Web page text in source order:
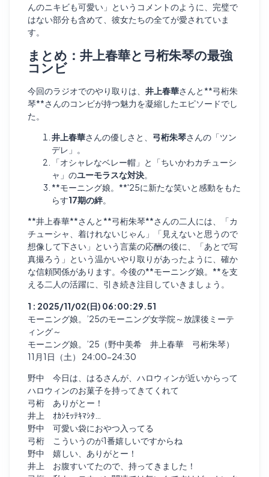
んのニキビも可愛い」というコメントのように、完璧で
はない部分も含めて、彼女たちの全てが愛されていま
す。
まとめ：井上春華と弓桁朱琴の最強
コンビ
今回のラジオでのやり取りは、 井上春華さんと**弓桁朱
琴**さんのコンビが持つ魅力を凝縮したエピソードでし
た。
井上春華さんの優しさと、 弓桁朱琴さんの「ツン
デレ」。
「オシャレなベレー帽」と「ちいかわカチューシ
ャ」のユーモラスな対決。
**モーニング娘。**'25に新たな笑いと感動をもた
らす17期の絆。
**井上春華**さんと**弓桁朱琴**さんの二人には、「カ
チューシャ、着けれないじゃん」「見えないと思うので
想像して下さい」という言葉の応酬の後に、「あとで写
真撮ろう」という温かいやり取りがあったように、確か
な信頼関係があります。今後の**モーニング娘。**を支
える二人の活躍に、引き続き注目していきましょう。
1 : 2025/11/02(日) 06:00:29.51
モーニング娘。’25のモーニング女学院～放課後ミーテ
ィング～
モーニング娘。’25（野中美希 井上春華 弓桁朱琴）
11月1日（土） 24:00-24:30
野中 今日は、はるさんが、ハロウィンが近いからって
ハロウィンのお菓子を持ってきてくれて
弓桁 ありがとー！
井上 ｵｶｼﾓｯﾃｷﾏｼﾀ…
野中 可愛い袋におやつ入ってる
弓桁 こういうのが1番嬉しいですからね
野中 嬉しい、ありがとー！
井上 お腹すいてたので、持ってきました！